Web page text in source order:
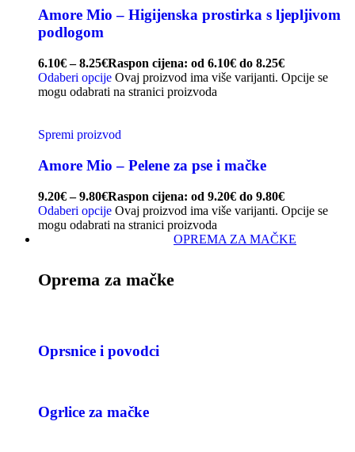
Amore Mio – Higijenska prostirka s ljepljivom
podlogom
6.10€ – 8.25€Raspon cijena: od 6.10€ do 8.25€
Odaberi opcije Ovaj proizvod ima više varijanti. Opcije se
mogu odabrati na stranici proizvoda
Spremi proizvod
Amore Mio – Pelene za pse i mačke
9.20€ – 9.80€Raspon cijena: od 9.20€ do 9.80€
Odaberi opcije Ovaj proizvod ima više varijanti. Opcije se
mogu odabrati na stranici proizvoda
OPREMA ZA MAČKE
Oprema za mačke
Oprsnice i povodci
Ogrlice za mačke